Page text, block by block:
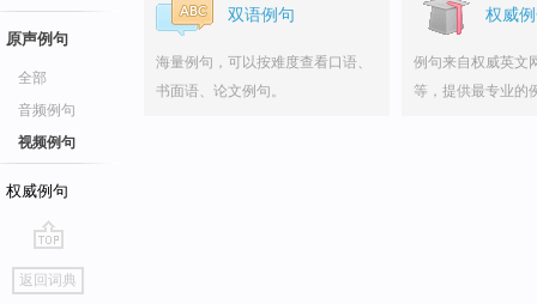
原声例句
全部
音频例句
视频例句
权威例句
go
top
返回词典
双语例句
海量例句，可以按难度查看口语、
书面语、论文例句。
权威
例句来自权威英文
等，提供最专业的